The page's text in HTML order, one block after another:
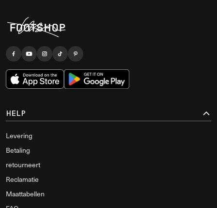
HELP
Levering
Betaling
retourneert
Reclamatie
Maattabellen